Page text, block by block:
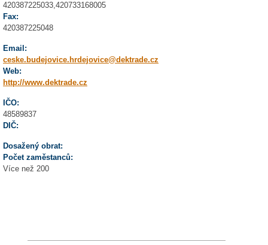
420387225033,420733168005
Fax:
420387225048
Email:
ceske.budejovice.hrdejovice@dektrade.cz
Web:
http://www.dektrade.cz
IČO:
48589837
DIČ:
Dosažený obrat:
Počet zaměstanců:
Více než 200